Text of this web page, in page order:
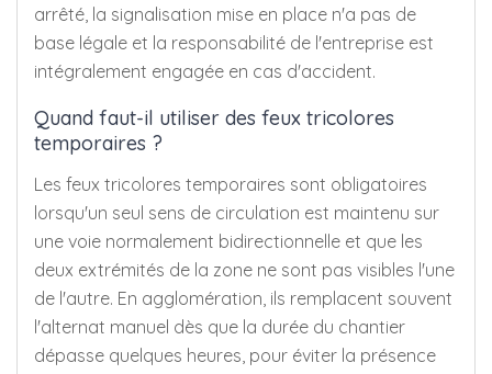
arrêté, la signalisation mise en place n'a pas de
base légale et la responsabilité de l'entreprise est
intégralement engagée en cas d'accident.
Quand faut-il utiliser des feux tricolores
temporaires ?
Les feux tricolores temporaires sont obligatoires
lorsqu'un seul sens de circulation est maintenu sur
une voie normalement bidirectionnelle et que les
deux extrémités de la zone ne sont pas visibles l'une
de l'autre. En agglomération, ils remplacent souvent
l'alternat manuel dès que la durée du chantier
dépasse quelques heures, pour éviter la présence